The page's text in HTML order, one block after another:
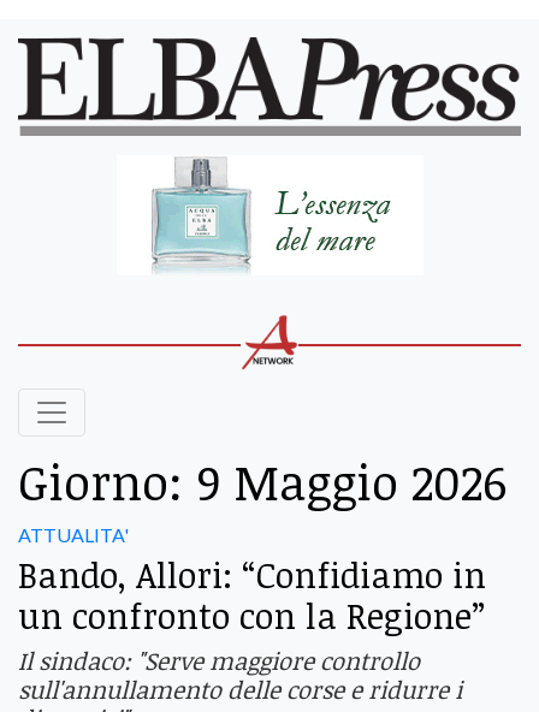
Giorno: 9 Maggio 2026
ATTUALITA'
Bando, Allori: “Confidiamo in
un confronto con la Regione”
Il sindaco: "Serve maggiore controllo
sull'annullamento delle corse e ridurre i